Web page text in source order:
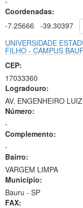
Coordenadas:
-7.25666
-39.30397
UNIVERSIDADE
FILHO - CAMPUS
CEP:
17033360
Logradouro:
AV. ENGENHEIRO
Número:
-
Complemento:
-
Bairro:
VARGEM LIMPA
Município:
Bauru - SP
FAX: